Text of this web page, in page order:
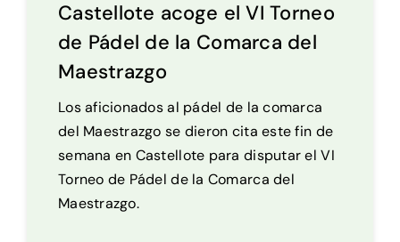
Castellote acoge el VI Torneo
de Pádel de la Comarca del
Maestrazgo
Los aficionados al pádel de la comarca
del Maestrazgo se dieron cita este fin de
semana en Castellote para disputar el VI
Torneo de Pádel de la Comarca del
Maestrazgo.